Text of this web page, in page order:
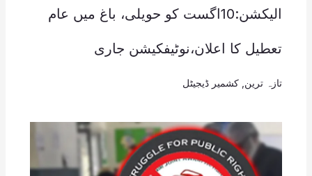
الیکشن:10اگست کو حویلی، باغ میں عام
تعطیل کا اعلان،نوٹیفکیشن جاری
تازہ ترین کشمیر ڈیجیٹل